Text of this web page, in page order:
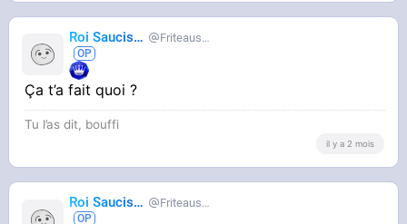
Roi Saucisse Friteausucre
Ça t’a fait quoi ?
Tu l’as dit, bouffi
il y a 2 mois
Roi Saucisse Friteausucre